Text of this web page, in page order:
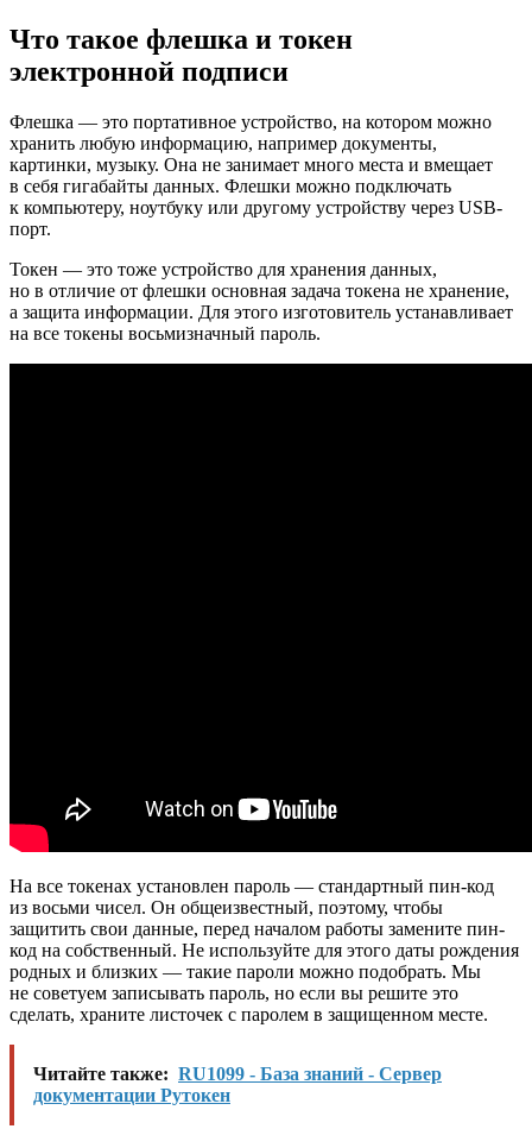
Что такое флешка и токен
электронной подписи
Флешка — это портативное устройство, на котором можно
хранить любую информацию, например документы,
картинки, музыку. Она не занимает много места и вмещает
в себя гигабайты данных. Флешки можно подключать
к компьютеру, ноутбуку или другому устройству через USB-
порт.
Токен — это тоже устройство для хранения данных,
но в отличие от флешки основная задача токена не хранение,
а защита информации. Для этого изготовитель устанавливает
на все токены восьмизначный пароль.
На все токенах установлен пароль — стандартный пин-код
из восьми чисел. Он общеизвестный, поэтому, чтобы
защитить свои данные, перед началом работы замените пин-
код на собственный. Не используйте для этого даты рождения
родных и близких — такие пароли можно подобрать. Мы
не советуем записывать пароль, но если вы решите это
сделать, храните листочек с паролем в защищенном месте.
Читайте также: RU1099 - База знаний - Сервер
документации Рутокен